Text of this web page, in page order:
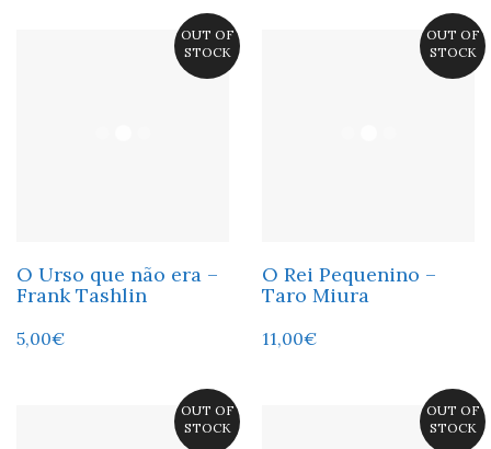
OUT OF
STOCK
O Urso que não era –
Frank Tashlin
5,00€
OUT OF
STOCK
O Rei Pequenino –
Taro Miura
11,00€
OUT OF
STOCK
OUT OF
STOCK